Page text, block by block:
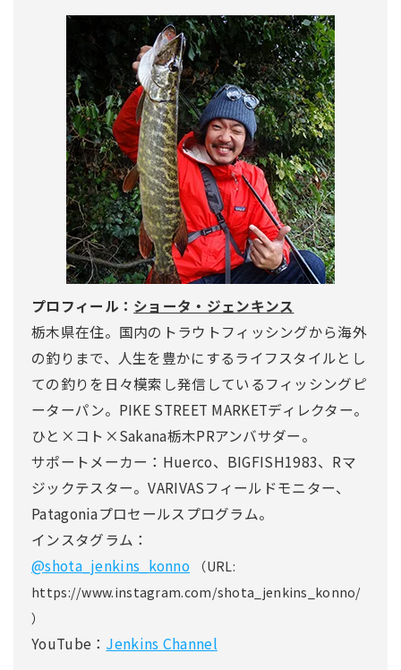
プロフィール： ショータ・ジェンキンス
栃木県在住。国内のトラウトフィッシングから海外
の釣りまで、人生を豊かにするライフスタイルとし
ての釣りを日々模索し発信しているフィッシングピ
ーターパン。PIKE STREET MARKETディレクター。
ひと×コト×Sakana栃木PRアンバサダー。
サポートメーカー：Huerco、BIGFISH1983、Rマ
ジックテスター。VARIVASフィールドモニター、
Patagoniaプロセールスプログラム。
インスタグラム：
@shota_jenkins_konno
（URL:
https://www.instagram.com/shota_jenkins_konno/
）
YouTube： Jenkins Channel